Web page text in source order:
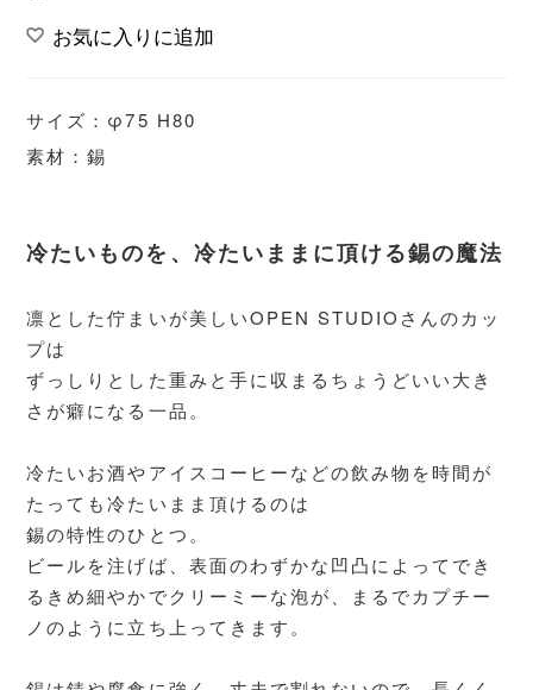
お気に入りに追加
サイズ：φ75 H80
素材：錫
冷たいものを、冷たいままに頂ける錫の魔法
凛とした佇まいが美しいOPEN STUDIOさんのカッ
プは
ずっしりとした重みと手に収まるちょうどいい大き
さが癖になる一品。
冷たいお酒やアイスコーヒーなどの飲み物を時間が
たっても冷たいまま頂けるのは
錫の特性のひとつ。
ビールを注げば、表面のわずかな凹凸によってでき
るきめ細やかでクリーミーな泡が、まるでカプチー
ノのように立ち上ってきます。